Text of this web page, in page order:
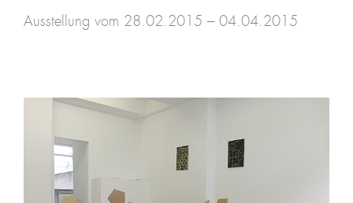
Ausstellung vom 28.02.2015 – 04.04.2015